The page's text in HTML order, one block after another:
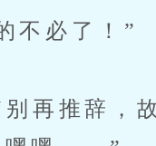
不必了！”
再推辞，故